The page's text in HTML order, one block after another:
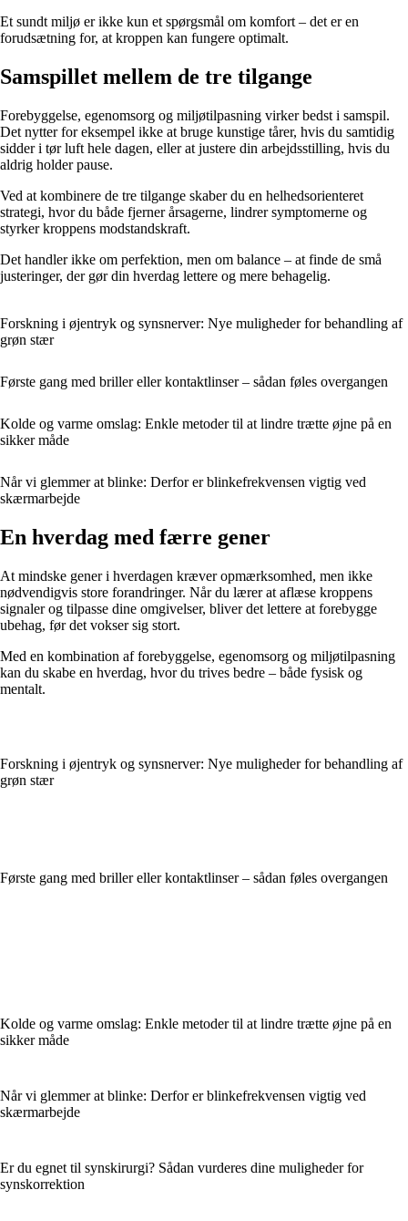
Et sundt miljø er ikke kun et spørgsmål om komfort – det er en
forudsætning for, at kroppen kan fungere optimalt.
Samspillet mellem de tre tilgange
Forebyggelse, egenomsorg og miljøtilpasning virker bedst i samspil.
Det nytter for eksempel ikke at bruge kunstige tårer, hvis du samtidig
sidder i tør luft hele dagen, eller at justere din arbejdsstilling, hvis du
aldrig holder pause.
Ved at kombinere de tre tilgange skaber du en helhedsorienteret
strategi, hvor du både fjerner årsagerne, lindrer symptomerne og
styrker kroppens modstandskraft.
Det handler ikke om perfektion, men om balance – at finde de små
justeringer, der gør din hverdag lettere og mere behagelig.
Forskning i øjentryk og synsnerver: Nye muligheder for behandling af
grøn stær
Første gang med briller eller kontaktlinser – sådan føles overgangen
Kolde og varme omslag: Enkle metoder til at lindre trætte øjne på en
sikker måde
Når vi glemmer at blinke: Derfor er blinkefrekvensen vigtig ved
skærmarbejde
En hverdag med færre gener
At mindske gener i hverdagen kræver opmærksomhed, men ikke
nødvendigvis store forandringer. Når du lærer at aflæse kroppens
signaler og tilpasse dine omgivelser, bliver det lettere at forebygge
ubehag, før det vokser sig stort.
Med en kombination af forebyggelse, egenomsorg og miljøtilpasning
kan du skabe en hverdag, hvor du trives bedre – både fysisk og
mentalt.
Forskning i øjentryk og synsnerver: Nye muligheder for behandling af
grøn stær
Første gang med briller eller kontaktlinser – sådan føles overgangen
Kolde og varme omslag: Enkle metoder til at lindre trætte øjne på en
sikker måde
Når vi glemmer at blinke: Derfor er blinkefrekvensen vigtig ved
skærmarbejde
Er du egnet til synskirurgi? Sådan vurderes dine muligheder for
synskorrektion